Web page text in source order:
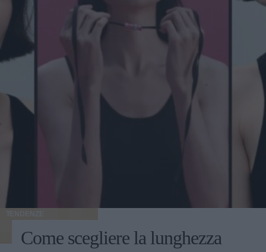
TENDENZE
Come scegliere la lunghezza